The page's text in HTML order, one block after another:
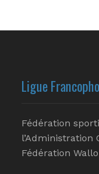
Ligue
Fédération
l’Administration
Fédération